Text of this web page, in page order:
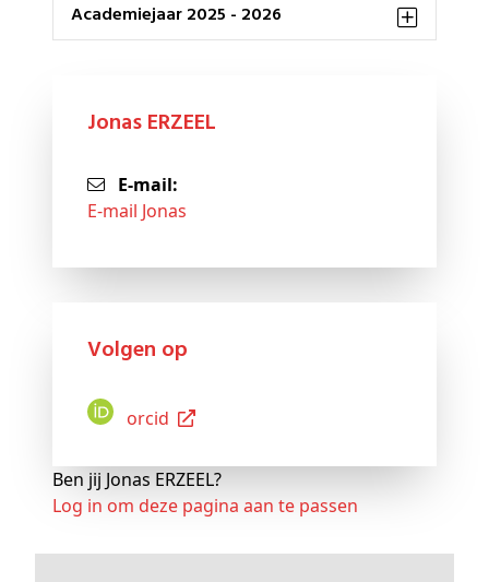
Academiejaar 2025 - 2026
Jonas ERZEEL
E-mail:
E-mail Jonas
Volgen op
Orcid
Ben jij Jonas ERZEEL?
Log in om deze pagina aan te passen